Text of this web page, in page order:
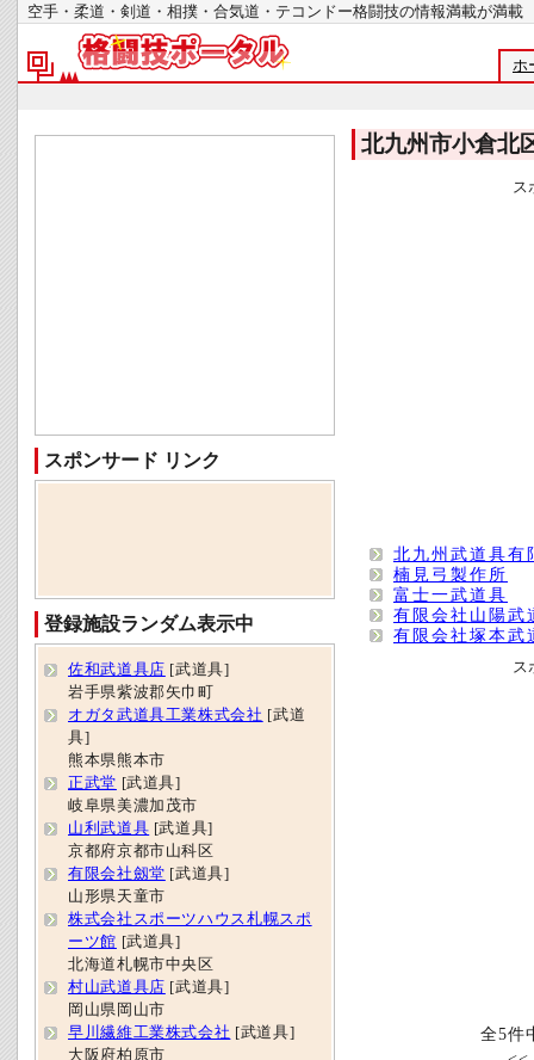
空手・柔道・剣道・相撲・合気道・テコンドー格闘技の情報満載が
ホ
北九州市小倉北
ス
北九州武道具有
楠見弓製作所
富士一武道具
有限会社山陽武
有限会社塚本武
ス
全5件
スポンサード リンク
登録施設ランダム表示中
佐和武道具店 [武道具]
岩手県紫波郡矢巾町
オガタ武道具工業株式会社 [武道
具]
熊本県熊本市
正武堂 [武道具]
岐阜県美濃加茂市
山利武道具 [武道具]
京都府京都市山科区
有限会社劔堂 [武道具]
山形県天童市
株式会社スポーツハウス札幌スポ
ーツ館 [武道具]
北海道札幌市中央区
村山武道具店 [武道具]
岡山県岡山市
早川繊維工業株式会社 [武道具]
大阪府柏原市